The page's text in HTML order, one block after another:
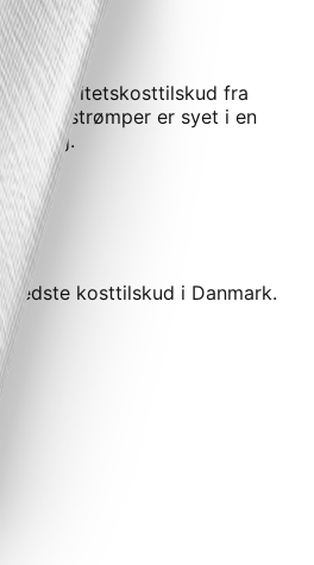
et kvalitetskosttilskud fra
strømper er syet i en
› Tøj
kosttilskud i Danmark.